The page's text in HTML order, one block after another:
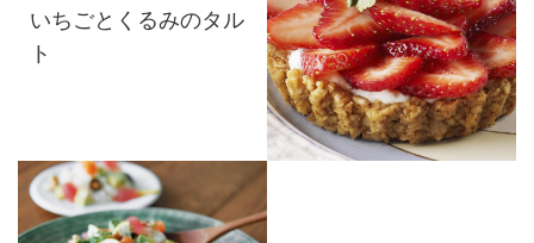
いちごとくるみのタル
ト